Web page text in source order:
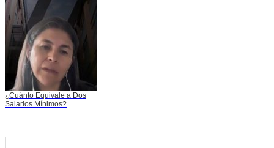
¿Cuánto Equivale a Dos
Salarios Mínimos?